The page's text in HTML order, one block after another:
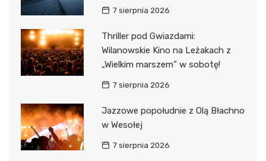
7 sierpnia 2026
Thriller pod Gwiazdami:
Wilanowskie Kino na Leżakach z
„Wielkim marszem” w sobotę!
7 sierpnia 2026
Jazzowe popołudnie z Olą Błachno
w Wesołej
7 sierpnia 2026